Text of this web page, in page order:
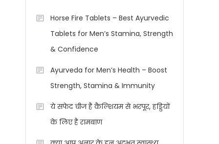
Horse Fire Tablets – Best Ayurvedic
Tablets for Men’s Stamina, Strength
& Confidence
Ayurveda for Men’s Health – Boost
Strength, Stamina & Immunity
ये सफेद चीज है कैल्शियम से भरपूर, हड्डियों
के लिए है रामबाण